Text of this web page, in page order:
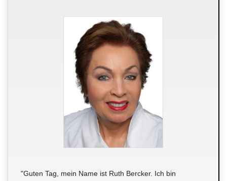
"Guten Tag, mein Name ist Ruth Bercker. Ich bin